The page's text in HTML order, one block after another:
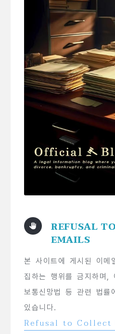
REFUSAL
EMAILS
본 사이트에 게시된 이메
집하는 행위를 금지하며,
보통신망법 등 관련 법률
있습니다.
Refusal to Collect